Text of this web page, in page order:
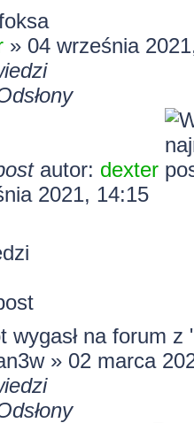
» 04 września
autor: dexter
2021, 14:15
wygasł na forum z
» 02 marca